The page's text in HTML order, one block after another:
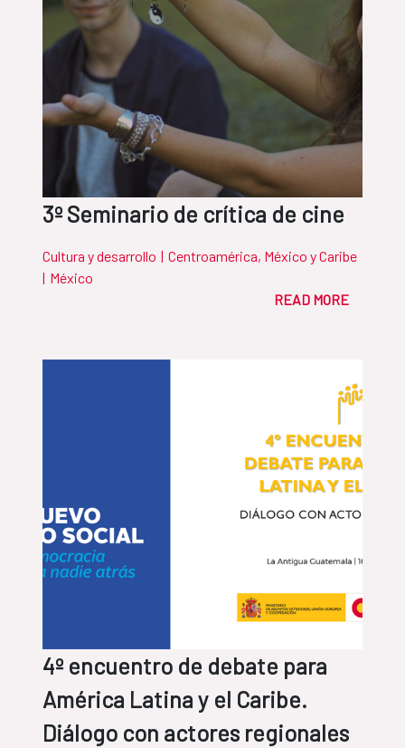
3º Seminario de crítica de cine
Cultura y desarrollo | Centroamérica, México y Caribe
| México
READ MORE
4º encuentro de debate para
América Latina y el Caribe.
Diálogo con actores regionales